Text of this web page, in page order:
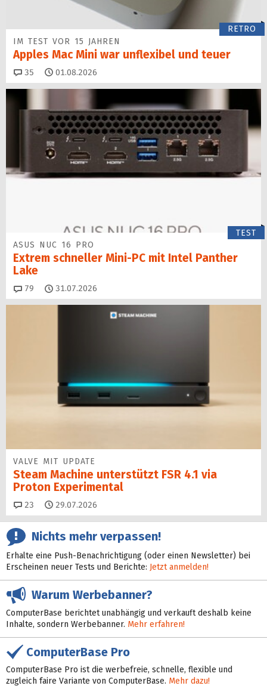
RETRO
IM TEST VOR 15 JAHREN
Apples Mac Mini war unflexibel und teuer
35 Kommentare
01.08.2026
TEST
ASUS NUC 16 PRO
Extrem schneller Mini-PC mit Intel Panther
Lake
79 Kommentare
31.07.2026
VALVE MIT UPDATE
Steam Machine unterstützt FSR 4.1 via
Proton Experimental
23 Kommentare
29.07.2026
Nichts mehr verpassen!
Erhalte eine Push-Benachrichtigung (oder einen Newsletter) bei
Erscheinen neuer Tests und Berichte: Jetzt anmelden!
Warum Werbebanner?
ComputerBase berichtet unabhängig und verkauft deshalb keine
Inhalte, sondern Werbebanner. Mehr erfahren!
ComputerBase Pro
ComputerBase Pro ist die werbefreie, schnelle, flexible und
zugleich faire Variante von ComputerBase. Mehr dazu!